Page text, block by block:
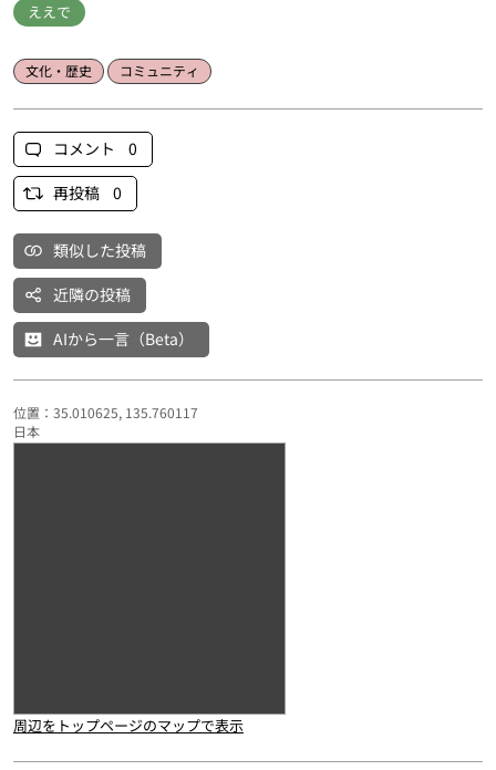
ええで
文化・歴史 コミュニティ
コメント 0
再投稿 0
類似した投稿
近隣の投稿
AIから一言（Beta）
位置：35.010625, 135.760117
日本
周辺をトップページのマップで表示